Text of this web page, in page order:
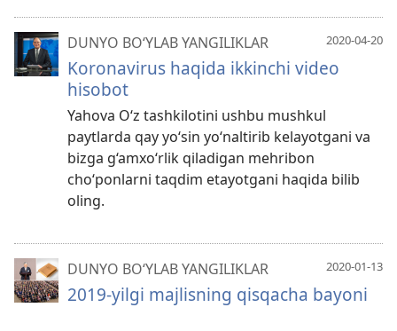
2020-04-20
DUNYO BO‘YLAB YANGILIKLAR
Koronavirus haqida ikkinchi video
hisobot
Yahova O‘z tashkilotini ushbu mushkul
paytlarda qay yo‘sin yo‘naltirib kelayotgani va
bizga g‘amxo‘rlik qiladigan mehribon
cho‘ponlarni taqdim etayotgani haqida bilib
oling.
2020-01-13
DUNYO BO‘YLAB YANGILIKLAR
2019-yilgi majlisning qisqacha bayoni